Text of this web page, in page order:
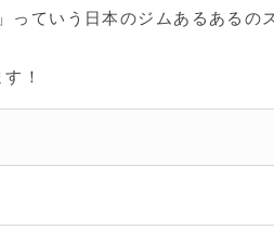
っていう日本のジムあるあるの
！